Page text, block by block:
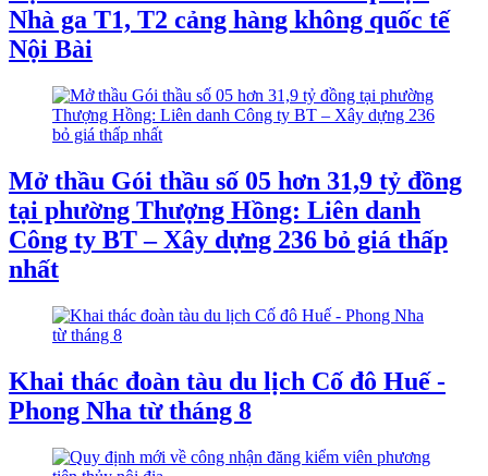
Nhà ga T1, T2 cảng hàng không quốc tế
Nội Bài
Mở thầu Gói thầu số 05 hơn 31,9 tỷ đồng
tại phường Thượng Hồng: Liên danh
Công ty BT – Xây dựng 236 bỏ giá thấp
nhất
Khai thác đoàn tàu du lịch Cố đô Huế -
Phong Nha từ tháng 8